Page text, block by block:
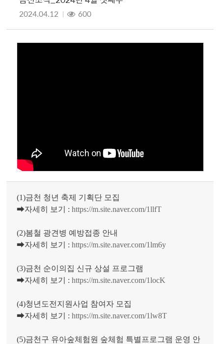
2024.04.12 600
(1)금천 청년 축제 기획단 모집
➡자세히 보기 :https://m.site.naver.com/1llfT
(2)봄철 광견병 예방접종 안내
➡자세히 보기 :https://m.site.naver.com/1lm6y
(3)금천 순이의집 신규 상설 프로그램
➡자세히 보기 :https://m.site.naver.com/1locK
(4)청년도전지원사업 참여자 모집
➡자세히 보기 :https://m.site.naver.com/1lw8T
(5)금천구 유아숲체험원 숲체험 특별프로그램 운영 안